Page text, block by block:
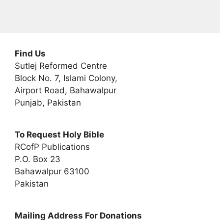
Find Us
Sutlej Reformed Centre
Block No. 7, Islami Colony,
Airport Road, Bahawalpur
Punjab, Pakistan
To Request Holy Bible
RCofP Publications
P.O. Box 23
Bahawalpur 63100
Pakistan
Mailing Address For Donations